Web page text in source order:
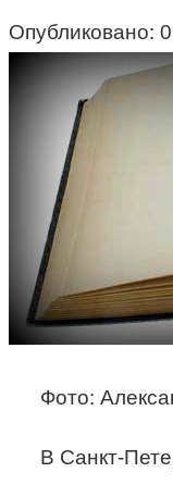
Опубликовано:
Фото:
В Санкт-